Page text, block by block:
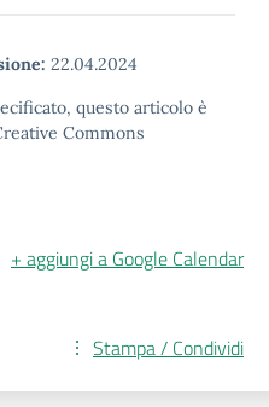
22.04.2024
questo articolo è
Commons
+ aggiungi a Google Calendar
Stampa / Condividi